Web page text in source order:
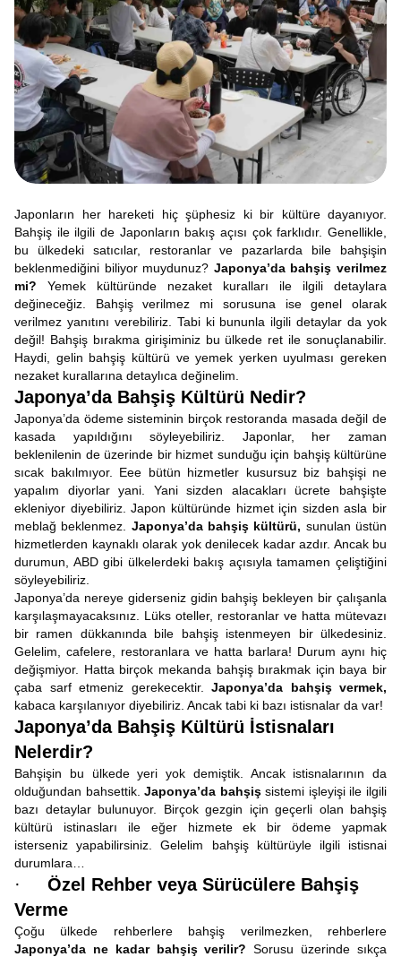
Japonların her hareketi hiç şüphesiz ki bir kültüre dayanıyor.
Bahşiş ile ilgili de Japonların bakış açısı çok farklıdır. Genellikle,
bu ülkedeki satıcılar, restoranlar ve pazarlarda bile bahşişin
beklenmediğini biliyor muydunuz? Japonya’da bahşiş verilmez
mi? Yemek kültüründe nezaket kuralları ile ilgili detaylara
değineceğiz. Bahşiş verilmez mi sorusuna ise genel olarak
verilmez yanıtını verebiliriz. Tabi ki bununla ilgili detaylar da yok
değil! Bahşiş bırakma girişiminiz bu ülkede ret ile sonuçlanabilir.
Haydi, gelin bahşiş kültürü ve yemek yerken uyulması gereken
nezaket kurallarına detaylıca değinelim.
Japonya’da Bahşiş Kültürü Nedir?
Japonya’da ödeme sisteminin birçok restoranda masada değil de
kasada yapıldığını söyleyebiliriz. Japonlar, her zaman
beklenilenin de üzerinde bir hizmet sunduğu için bahşiş kültürüne
sıcak bakılmıyor. Eee bütün hizmetler kusursuz biz bahşişi ne
yapalım diyorlar yani. Yani sizden alacakları ücrete bahşişte
ekleniyor diyebiliriz. Japon kültüründe hizmet için sizden asla bir
meblağ beklenmez. Japonya’da bahşiş kültürü, sunulan üstün
hizmetlerden kaynaklı olarak yok denilecek kadar azdır. Ancak bu
durumun, ABD gibi ülkelerdeki bakış açısıyla tamamen çeliştiğini
söyleyebiliriz.
Japonya’da nereye giderseniz gidin bahşiş bekleyen bir çalışanla
karşılaşmayacaksınız. Lüks oteller, restoranlar ve hatta mütevazı
bir ramen dükkanında bile bahşiş istenmeyen bir ülkedesiniz.
Gelelim, cafelere, restoranlara ve hatta barlara! Durum aynı hiç
değişmiyor. Hatta birçok mekanda bahşiş bırakmak için baya bir
çaba sarf etmeniz gerekecektir. Japonya’da bahşiş vermek,
kabaca karşılanıyor diyebiliriz. Ancak tabi ki bazı istisnalar da var!
Japonya’da Bahşiş Kültürü İstisnaları
Nelerdir?
Bahşişin bu ülkede yeri yok demiştik. Ancak istisnalarının da
olduğundan bahsettik.Japonya’da bahşişsistemi işleyişi ile ilgili
bazı detaylar bulunuyor. Birçok gezgin için geçerli olan bahşiş
kültürü istinasları ile eğer hizmete ek bir ödeme yapmak
isterseniz yapabilirsiniz. Gelelim bahşiş kültürüyle ilgili istisnai
durumlara…
· Özel Rehber veya Sürücülere Bahşiş
Verme
Çoğu ülkede rehberlere bahşiş verilmezken, rehberlere
Japonya’da ne kadar bahşiş verilir?Sorusu üzerinde sıkça